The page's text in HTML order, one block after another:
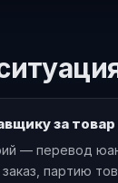
за товар
— перевод
партию